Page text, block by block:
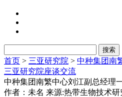
首页 > 三亚研究院 > 中种集团南
三亚研究院座谈交流
中种集团南繁中心刘江副总经理
作者：未名 来源:热带生物技术研